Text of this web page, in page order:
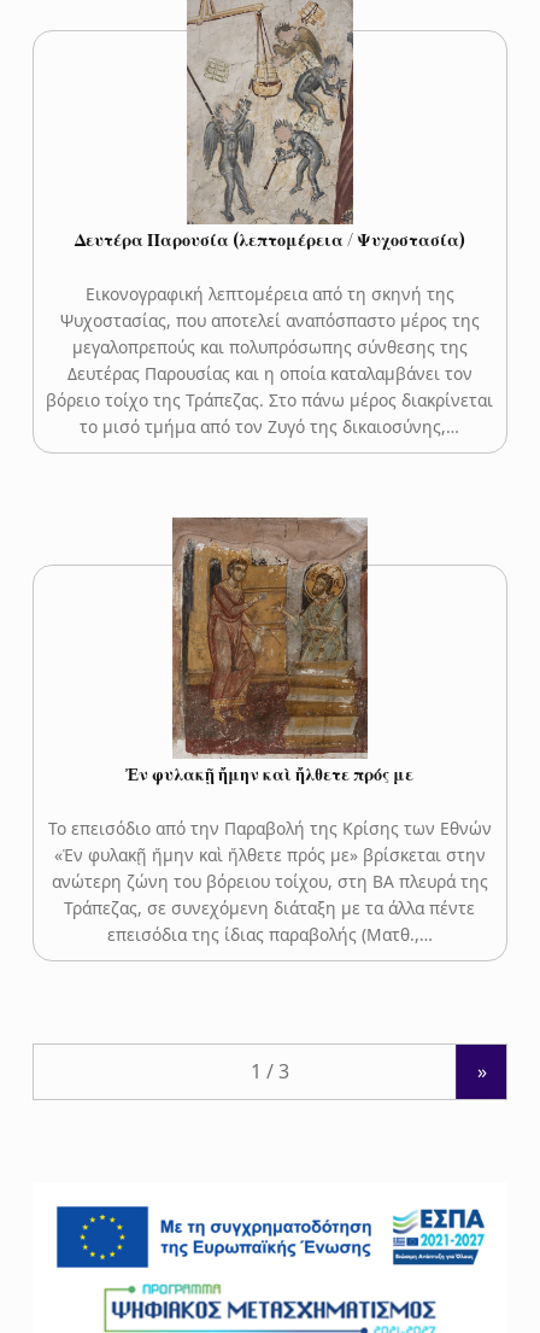
Δευτέρα Παρουσία (λεπτομέρεια / Ψυχοστασία)
Εικονογραφική λεπτομέρεια από τη σκηνή της
Ψυχοστασίας, που αποτελεί αναπόσπαστο μέρος της
μεγαλοπρεπούς και πολυπρόσωπης σύνθεσης της
Δευτέρας Παρουσίας και η οποία καταλαμβάνει τον
βόρειο τοίχο της Τράπεζας. Στο πάνω μέρος διακρίνεται
το μισό τμήμα από τον Ζυγό της δικαιοσύνης,…
Ἐν φυλακῇ ἤμην καὶ ἤλθετε πρός με
Το επεισόδιο από την Παραβολή της Κρίσης των Εθνών
«Ἐν φυλακῇ ἤμην καὶ ἤλθετε πρός με» βρίσκεται στην
ανώτερη ζώνη του βόρειου τοίχου, στη ΒΑ πλευρά της
Τράπεζας, σε συνεχόμενη διάταξη με τα άλλα πέντε
επεισόδια της ίδιας παραβολής (Ματθ.,…
»